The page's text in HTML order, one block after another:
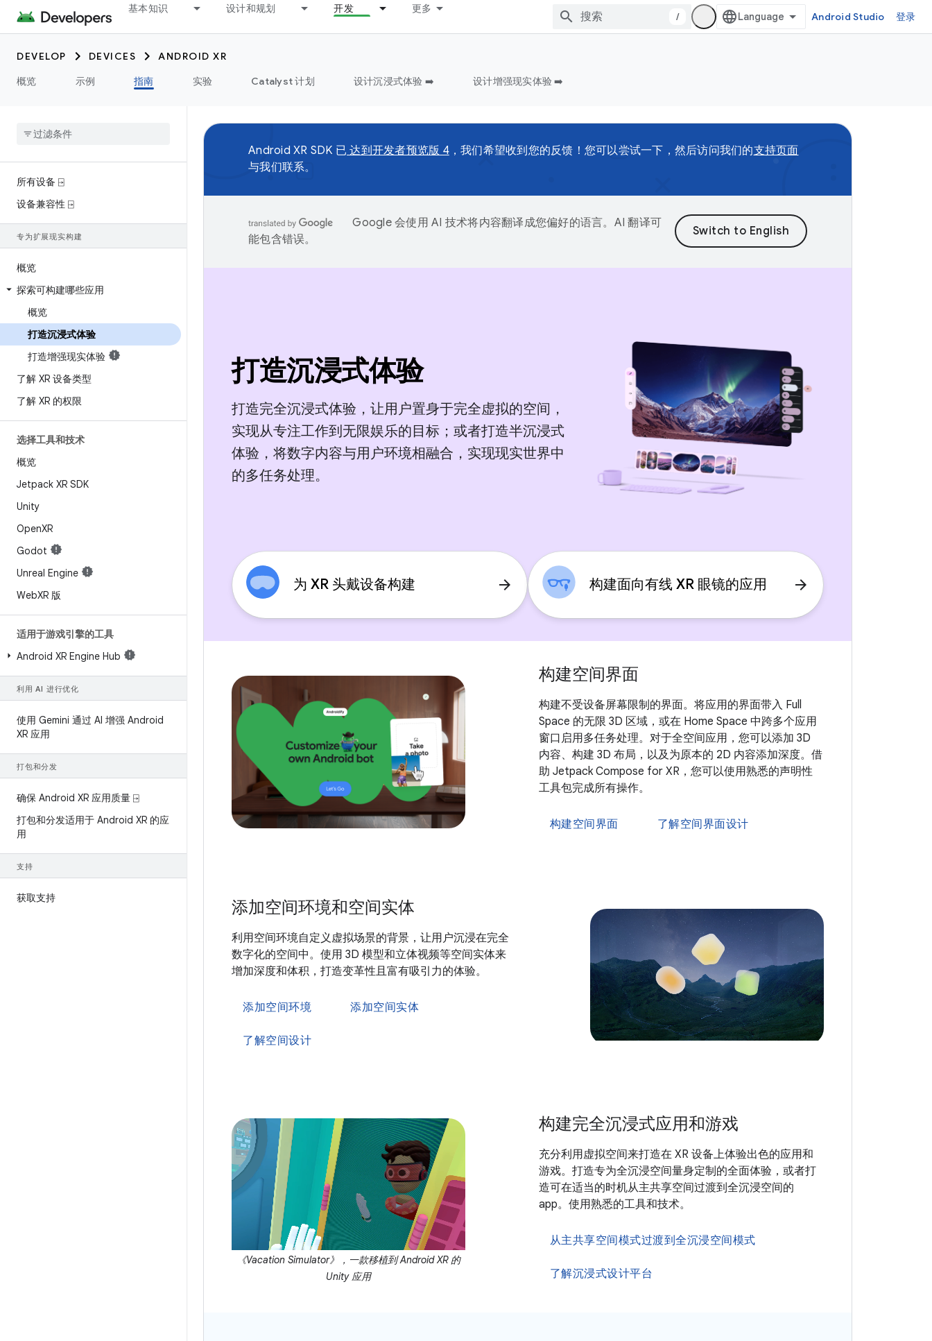
基本知识 设计和规划 开发 更多
/ Android Studio 登录
DEVELOP DEVICES
ANDROID XR
概览
示例 指南 实验 Catalyst 计划 设计沉浸式体验 ➡️ 设计增强现实体验 ➡️
所有设备 ⍈
设备兼容性 ⍈
专为扩展现实构建
概览
探索可构建哪些应用
概览
打造沉浸式体验
打造增强现实体验
了解 XR 设备类型
了解 XR 的权限
选择工具和技术
概览
Jetpack XR SDK
Unity
OpenXR
Godot
Unreal Engine
WebXR 版
适用于游戏引擎的工具
Android XR Engine Hub
利用 AI 进行优化
使用 Gemini 通过 AI 增强 Android
XR 应用
打包和分发
确保 Android XR 应用质量 ⍈
打包和分发适用于 Android XR 的应
用
支持
获取支持
Android XR SDK 已 达到开发者预览版 4，我们希望收到您的反馈！您可以尝试一下，然后访问我们的支持页面
与我们联系。
Google 会使用 AI 技术将内容翻译成您偏好的语言。AI 翻译可
能包含错误。
打造沉浸式体验
打造完全沉浸式体验，让用户置身于完全虚拟的空间，
实现从专注工作到无限娱乐的目标；或者打造半沉浸式
体验，将数字内容与用户环境相融合，实现现实世界中
的多任务处理。
为 XR 头戴设备构建 arrow_forward 构建面向有线 XR 眼镜的应用 arrow_forward
构建空间界面
构建不受设备屏幕限制的界面。将应用的界面带入 Full
Space 的无限 3D 区域，或在 Home Space 中跨多个应用
窗口启用多任务处理。对于全空间应用，您可以添加 3D
内容、构建 3D 布局，以及为原本的 2D 内容添加深度。借
助 Jetpack Compose for XR，您可以使用熟悉的声明性
工具包完成所有操作。
构建空间界面 了解空间界面设计
添加空间环境和空间实体
利用空间环境自定义虚拟场景的背景，让用户沉浸在完全
数字化的空间中。使用 3D 模型和立体视频等空间实体来
增加深度和体积，打造变革性且富有吸引力的体验。
添加空间环境 添加空间实体
了解空间设计
《Vacation Simulator》，一款移植到 Android XR 的
Unity 应用
构建完全沉浸式应用和游戏
充分利用虚拟空间来打造在 XR 设备上体验出色的应用和
游戏。打造专为全沉浸空间量身定制的全面体验，或者打
造可在适当的时机从主共享空间过渡到全沉浸空间的
app。使用熟悉的工具和技术。
从主共享空间模式过渡到全沉浸空间模式
了解沉浸式设计平台